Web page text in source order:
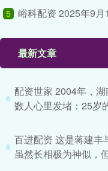
5 峪科配资 2025年9
最新文章
配资世家 2004年，
数人心里发堵：25岁
百进配资 这是蒋建丰
虽然长相极为神似，